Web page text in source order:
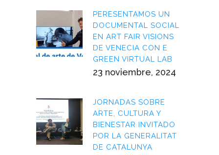
PERESENTAMOS UN
DOCUMENTAL SOCIAL
EN ART FAIR VISIONS
DE VENECIA CON E
GREEN VIRTUAL LAB
23 noviembre, 2024
JORNADAS SOBRE
ARTE, CULTURA Y
BIENESTAR INVITADO
POR LA GENERALITAT
DE CATALUNYA